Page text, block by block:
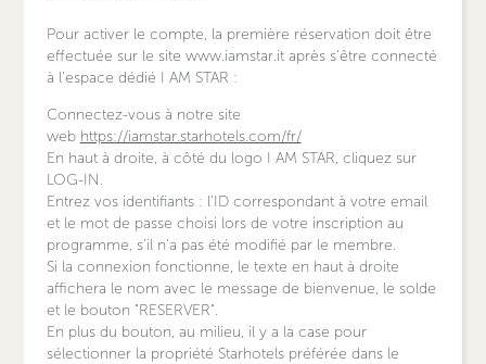
Pour activer le compte, la première réservation doit être
effectuée sur le site www.iamstar.it après s'être connecté
à l'espace dédié I AM STAR :
Connectez-vous à notre site
web https://iamstar.starhotels.com/fr/
En haut à droite, à côté du logo I AM STAR, cliquez sur
LOG-IN.
Entrez vos identifiants : l'ID correspondant à votre email
et le mot de passe choisi lors de votre inscription au
programme, s'il n'a pas été modifié par le membre.
Si la connexion fonctionne, le texte en haut à droite
affichera le nom avec le message de bienvenue, le solde
et le bouton "RESERVER".
En plus du bouton, au milieu, il y a la case pour
sélectionner la propriété Starhotels préférée dans le